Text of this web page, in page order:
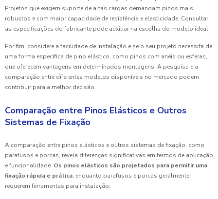
Projetos que exigem suporte de altas cargas demandam pinos mais
robustos e com maior capacidade de resistência e elasticidade. Consultar
as especificações do fabricante pode auxiliar na escolha do modelo ideal.
Por fim, considere a facilidade de instalação e se o seu projeto necessita de
uma forma específica de pino elástico, como pinos com anéis ou esferas,
que oferecem vantagens em determinados montagens. A pesquisa e a
comparação entre diferentes modelos disponíveis no mercado podem
contribuir para a melhor decisão.
Comparação entre Pinos Elásticos e Outros
Sistemas de Fixação
A comparação entre pinos elásticos e outros sistemas de fixação, como
parafusos e porcas, revela diferenças significativas em termos de aplicação
e funcionalidade. Os pinos elásticos são projetados para permitir uma
fixação rápida e prática, enquanto parafusos e porcas geralmente
requerem ferramentas para instalação.